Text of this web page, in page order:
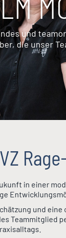
und
die unser
in einer
und
Teammitglied